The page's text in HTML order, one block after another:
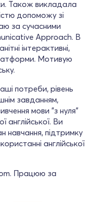
Також викладала
допоможу зі
за сучасними
Approach. В
інтерактивні,
Мотивую
потреби, рівень
завданням,
мови "з нуля"
англійської. Ви
навчання, підтримку
англійської
Працюю за